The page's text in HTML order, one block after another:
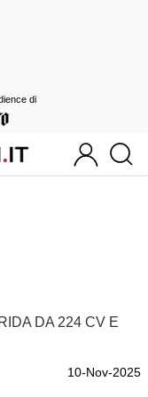
DA 224 CV E
10-Nov-2025
di